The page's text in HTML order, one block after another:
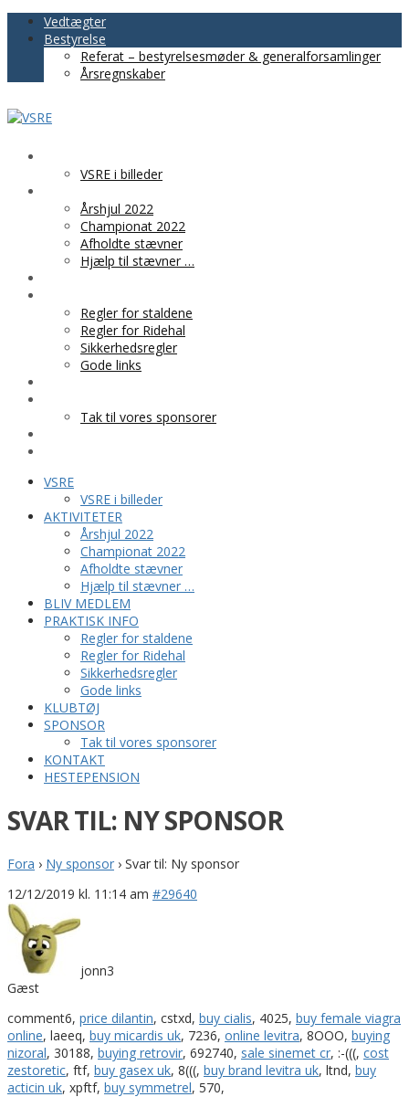
Vedtægter
Bestyrelse
Referat – bestyrelsesmøder & generalforsamlinger
Årsregnskaber
VSRE i billeder
Årshjul 2022
Championat 2022
Afholdte stævner
Hjælp til stævner …
Regler for staldene
Regler for Ridehal
Sikkerhedsregler
Gode links
Tak til vores sponsorer
VSRE
VSRE i billeder
AKTIVITETER
Årshjul 2022
Championat 2022
Afholdte stævner
Hjælp til stævner …
BLIV MEDLEM
PRAKTISK INFO
Regler for staldene
Regler for Ridehal
Sikkerhedsregler
Gode links
KLUBTØJ
SPONSOR
Tak til vores sponsorer
KONTAKT
HESTEPENSION
SVAR TIL: NY SPONSOR
Fora › Ny sponsor › Svar til: Ny sponsor
12/12/2019 kl. 11:14 am #29640
jonn3
Gæst
comment6, price dilantin, cstxd, buy cialis, 4025, buy female viagra
online, laeeq, buy micardis uk, 7236, online levitra, 8OOO, buying
nizoral, 30188, buying retrovir, 692740, sale sinemet cr, :-(((, cost
zestoretic, ftf, buy gasex uk, 8(((, buy brand levitra uk, ltnd, buy
acticin uk, xpftf, buy symmetrel, 570,